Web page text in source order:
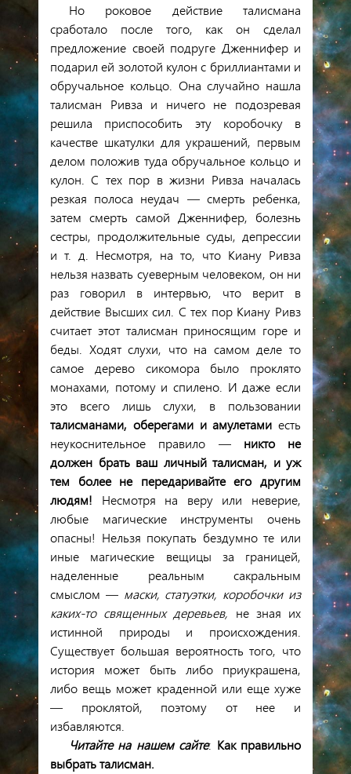
Но роковое действие талисмана
сработало после того, как он сделал
предложение своей подруге Дженнифер и
подарил ей золотой кулон с бриллиантами и
обручальное кольцо. Она случайно нашла
талисман Ривза и ничего не подозревая
решила приспособить эту коробочку в
качестве шкатулки для украшений, первым
делом положив туда обручальное кольцо и
кулон. С тех пор в жизни Ривза началась
резкая полоса неудач — смерть ребенка,
затем смерть самой Дженнифер, болезнь
сестры, продолжительные суды, депрессии
и т. д. Несмотря, на то, что Киану Ривза
нельзя назвать суеверным человеком, он ни
раз говорил в интервью, что верит в
действие Высших сил. С тех пор Киану Ривз
считает этот талисман приносящим горе и
беды. Ходят слухи, что на самом деле то
самое дерево сикомора было проклято
монахами, потому и спилено. И даже если
это всего лишь слухи, в пользовании
талисманами, оберегами и амулетами есть
неукоснительное правило — никто не
должен брать ваш личный талисман, и уж
тем более не передаривайте его другим
людям! Несмотря на веру или неверие,
любые магические инструменты очень
опасны! Нельзя покупать бездумно те или
иные магические вещицы за границей,
наделенные реальным сакральным
смыслом — маски, статуэтки, коробочки из
каких-то священных деревьев, не зная их
истинной природы и происхождения.
Существует большая вероятность того, что
история может быть либо приукрашена,
либо вещь может краденной или еще хуже
— проклятой, поэтому от нее и
избавляются.
Читайте на нашем сайте: Как правильно
выбрать талисман.